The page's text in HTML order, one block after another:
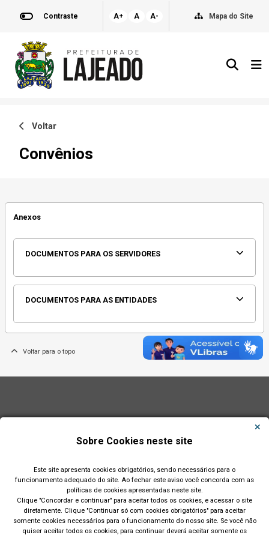
Contraste A+ A A- Mapa do Site
Voltar
Convênios
Anexos
DOCUMENTOS PARA OS SERVIDORES
DOCUMENTOS PARA AS ENTIDADES
Voltar para o topo
Sobre Cookies neste site
Este site apresenta cookies obrigatórios, sendo necessários para o
funcionamento adequado do site. Ao fechar este aviso você concorda com as
políticas de cookies apresentadas neste site.
Clique "Concordar e continuar" para aceitar todos os cookies, e acessar o site
diretamente. Clique "Continuar só com cookies obrigatórios" para aceitar
somente cookies necessários para o funcionamento do nosso site. Se você não
quiser aceitar todos os cookies, para continuar deverá aceitar somente os